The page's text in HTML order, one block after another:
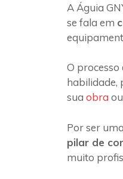
A Águia
se fala em
O
habilidade,
sua obra
Por ser
pilar de
muito